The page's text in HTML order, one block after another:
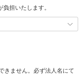
担いたします。
きません。必ず法人名にて